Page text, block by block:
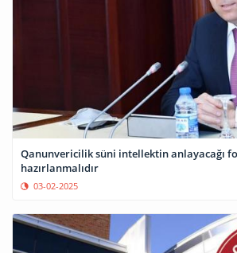
Qanunvericilik süni intellektin anlayacağı
hazırlanmalıdır
03-02-2025